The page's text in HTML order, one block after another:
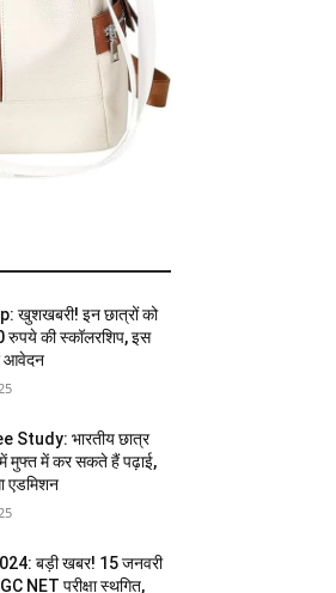
खुशखबरी! इन छात्रों को
रुपये की स्कॉलरशिप, इस
आवेदन
Study: भारतीय छात्र
में मुफ्त में कर सकते हैं पढ़ाई,
एडमिशन
बड़ी खबर! 15 जनवरी
NET परीक्षा स्थगित,